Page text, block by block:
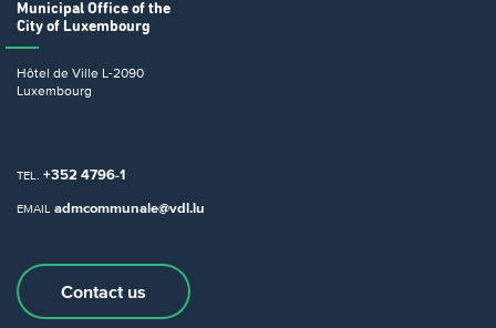
Municipal Office of the
City of Luxembourg
Hôtel de Ville L-2090
Luxembourg
TEL. +352 4796-1
EMAIL admcommunale@vdl.lu
Contact us